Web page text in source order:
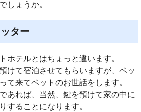
しょうか。
ター
ホテルとはちょっと違います。
けて宿泊させてもらいますが、ペッ
て来てペットのお世話をします。
あれば、当然、鍵を預けて家の中に
することになります。